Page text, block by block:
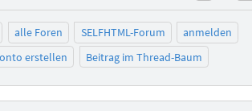
alle Foren SELFHTML-Forum
anmelden
erstellen
Beitrag im Thread-Baum